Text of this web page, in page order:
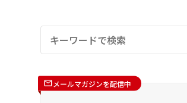
メールマガジンを配信中